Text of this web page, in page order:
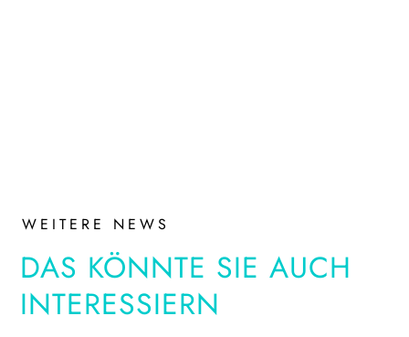
WEITERE NEWS
DAS KÖNNTE SIE AUCH
INTERESSIERN